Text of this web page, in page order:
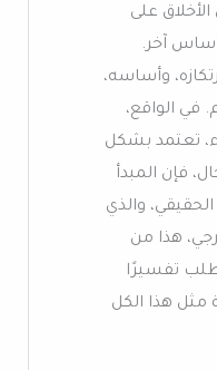
على
آخر.
وأساسه،
في الواقع،
تعتمد بشكل
فإن المبدأ
والذي
هذا من
تفسيرًا
مثل هذا الكل